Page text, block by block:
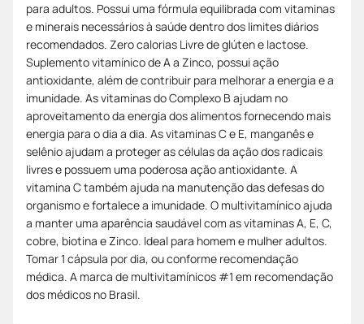
para adultos. Possui uma fórmula equilibrada com vitaminas
e minerais necessários à saúde dentro dos limites diários
recomendados. Zero calorias Livre de glúten e lactose.
Suplemento vitamínico de A a Zinco, possui ação
antioxidante, além de contribuir para melhorar a energia e a
imunidade. As vitaminas do Complexo B ajudam no
aproveitamento da energia dos alimentos fornecendo mais
energia para o dia a dia. As vitaminas C e E, manganês e
selênio ajudam a proteger as células da ação dos radicais
livres e possuem uma poderosa ação antioxidante. A
vitamina C também ajuda na manutenção das defesas do
organismo e fortalece a imunidade. O multivitamínico ajuda
a manter uma aparência saudável com as vitaminas A, E, C,
cobre, biotina e Zinco. Ideal para homem e mulher adultos.
Tomar 1 cápsula por dia, ou conforme recomendação
médica. A marca de multivitamínicos #1 em recomendação
dos médicos no Brasil.